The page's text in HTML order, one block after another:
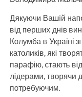
Дякуючи Вашій
від перших днів
Колумба в Україні
католиків, які
парафію, стають
лідерами, творячи
потребуючим.